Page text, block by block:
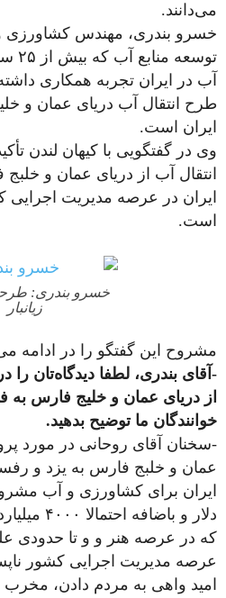
می‌دانند.
خسرو بندری، مهندس کشاورزی
آب در ایران تجربه همکاری
طرح انتقال آب دریای عمان و
ایران است.
وی در گفتگویی با کیهان لندن
انتقال آب از دریای عمان و
ایران در عرصه مدیریت اجرایی
است.
خسرو بندری:
زیانبار
مشروح این گفتگو را در ادامه
-آقای بندری، لطفا دیدگاه‌تان
از دریای عمان و خلیج فارس به
خوانندگان ما توضیح بدهید.
-سخنان آقای روحانی در مورد
عمان و خلبج فارس به یزد و
دلار و
که در عرصه هنر و و تا حدودی
عرصه مدیریت اجرایی کشور
امید واهی به مردم دادن،